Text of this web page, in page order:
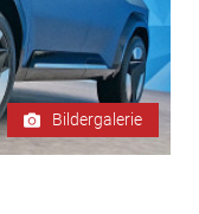
Bildergalerie